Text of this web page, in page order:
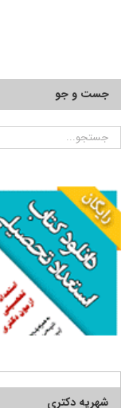
جست و جو
جستجو
شهریه دکتری